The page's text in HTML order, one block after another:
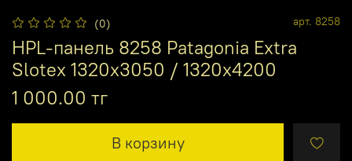
(0) арт. 8258
HPL-панель 8258 Patagonia Extra
Slotex 1320х3050 / 1320х4200
1 000.00 тг
В корзину